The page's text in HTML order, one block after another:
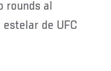
rounds al
de UFC